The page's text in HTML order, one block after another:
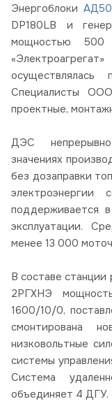
Энергоблоки
DP180LB и
мощностью 500
Специалисты
проектные,
ДЭС
значениях
без дозаправки
поддерживается
эксплуатации.
менее 13 000
В составе
2РГХНЭ
1600/10/0,
смонтирована
низковольтные
системы
Система
объединяет 4 ДГУ.